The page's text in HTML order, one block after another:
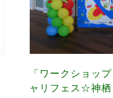
「ワークショッ
ャリフェス☆神